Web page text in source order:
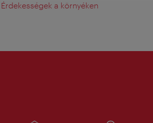
Érdekességek a környéken